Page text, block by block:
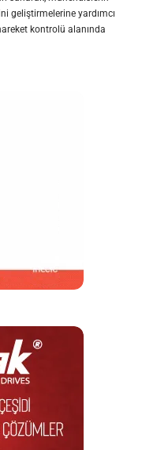
geliştirmelerine yardımcı
kontrolü alanında